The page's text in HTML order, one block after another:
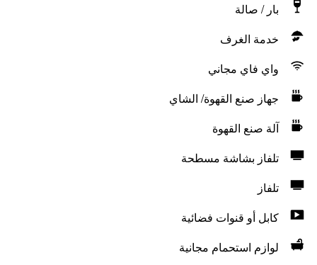
بار / صالة
خدمة الغرف
واي فاي مجاني
جهاز صنع القهوة/ الشاي
آلة صنع القهوة
تلفاز بشاشة مسطحة
تلفاز
كابل أو قنوات فضائية
لوازم استحمام مجانية